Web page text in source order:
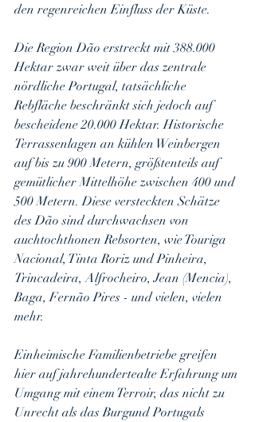
den regenreichen Einfluss der Küste.
Die Region Dão erstreckt mit 388.000
Hektar zwar weit über das zentrale
nördliche Portugal, tatsächliche
Rebfläche beschränkt sich jedoch auf
bescheidene 20.000 Hektar. Historische
Terrassenlagen an kühlen Weinbergen
auf bis zu 900 Metern, größtenteils auf
gemütlicher Mittelhöhe zwischen 400 und
500 Metern. Diese versteckten Schätze
des Dão sind durchwachsen von
auchtochthonen Rebsorten, wie Touriga
Nacional, Tinta Roriz und Pinheira,
Trincadeira, Alfrocheiro, Jean (Mencia),
Baga, Fernão Pires - und vielen, vielen
mehr.
Einheimische Familienbetriebe greifen
hier auf jahrehundertealte Erfahrung um
Umgang mit einem Terroir, das nicht zu
Unrecht als das Burgund Portugals